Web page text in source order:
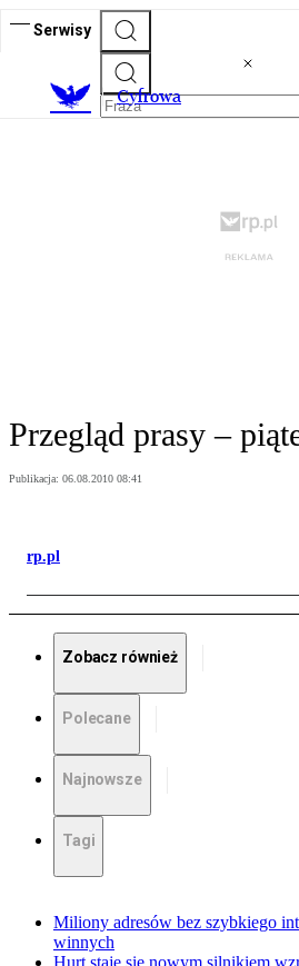
Serwisy
Cyfrowa
Przegląd prasy –
Publikacja: 06.08.2010 08:41
rp.pl
Zobacz również
Polecane
Najnowsze
Tagi
Miliony adresów bez szybkiego
winnych
Hurt staje się nowym silnikiem